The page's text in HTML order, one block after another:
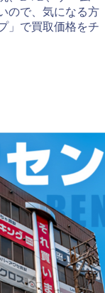
ので、気になる方
」で買取価格をチ